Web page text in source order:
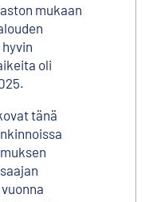
mukaan
oli
tänä